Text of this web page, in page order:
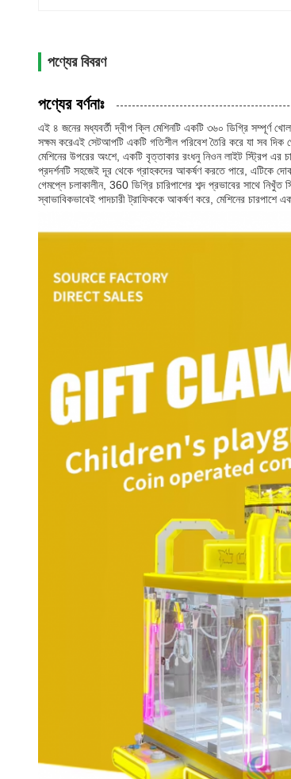
পণ্যের বিবরণ
পণ্যের বর্ণনাঃ
এই ৪ জনের মধ্যবর্তী দ্বীপ ক্লি মেশিনটি একটি ৩৬০ ডিগ্রি সম্পূর্ণ
সক্ষম করেএই সেটআপটি একটি গতিশীল পরিবেশ তৈরি করে যা সব দিক
মেশিনের উপরের অংশে, একটি বৃত্তাকার রংধনু নিওন লাইট স্ট্রিপ এর
প্রদর্শনটি সহজেই দূর থেকে গ্রাহকদের আকর্ষণ করতে পারে, এটিকে
গেমপ্লে চলাকালীন, 360 ডিগ্রি চারিপাশের শব্দ প্রভাবের সাথে
স্বাভাবিকভাবেই পাদচারী ট্রাফিককে আকর্ষণ করে, মেশিনের